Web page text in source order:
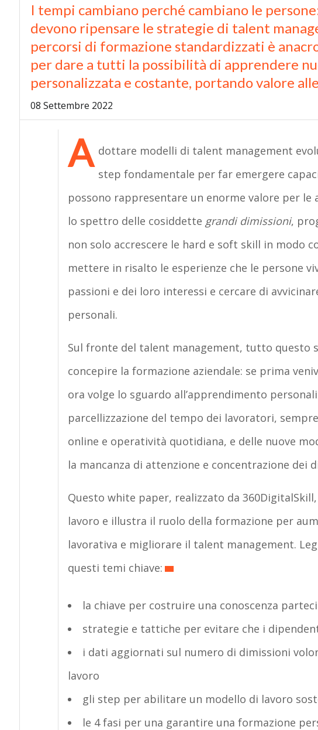
I tempi cambiano perché cambiano le
devono ripensare le strategie di talent
percorsi di formazione standardizzati è
per dare a tutti la possibilità di apprendere
personalizzata e costante, portando valore
08 Settembre 2022
A dottare modelli di talent management
step fondamentale per far emergere
possono rappresentare un enorme valore per le
lo spettro delle cosiddette grandi dimissioni,
non solo accrescere le hard e soft skill in modo
mettere in risalto le esperienze che le persone
passioni e dei loro interessi e cercare di
personali.
Sul fronte del talent management, tutto questo
concepire la formazione aziendale: se prima
ora volge lo sguardo all’apprendimento
parcellizzazione del tempo dei lavoratori,
online e operatività quotidiana, e delle nuove
la mancanza di attenzione e concentrazione dei
Questo white paper, realizzato da
lavoro e illustra il ruolo della formazione per
lavorativa e migliorare il talent management.
questi temi chiave:
la chiave per costruire una conoscenza
strategie e tattiche per evitare che i
i dati aggiornati sul numero di dimissioni
lavoro
gli step per abilitare un modello di lavoro
le 4 fasi per una garantire una formazione